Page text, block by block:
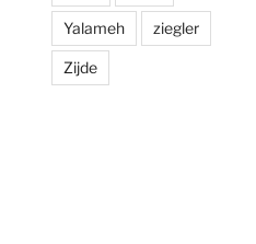
Yalameh ziegler
Zijde